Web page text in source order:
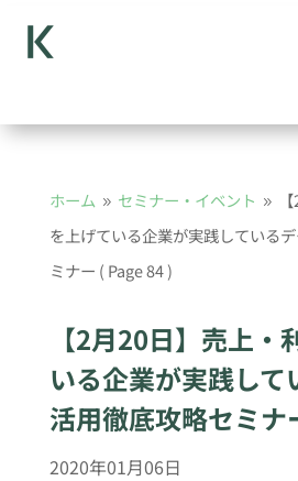
ホーム 9 セミナー・イベント 9
を上げている企業が実践している
ミナー ( Page 84 )
【2月20日】売上・
いる企業が実践して
活用徹底攻略セミナ
2020年01月06日